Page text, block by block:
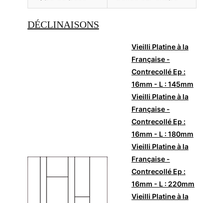
DÉCLINAISONS
Vieilli Platine à la
Française -
Contrecollé Ep :
16mm - L : 145mm
Vieilli Platine à la
Française -
Contrecollé Ep :
16mm - L : 180mm
Vieilli Platine à la
Française -
Contrecollé Ep :
16mm - L : 220mm
Vieilli Platine à la